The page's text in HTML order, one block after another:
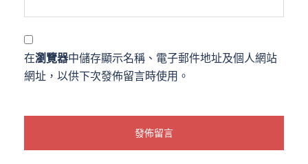
在瀏覽器中儲存顯示名稱、電子郵件地址及個人網站
網址，以供下次發佈留言時使用。